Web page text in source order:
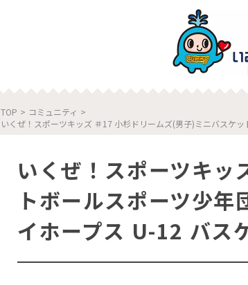
TOP > コミュニティ >
いくぜ！スポーツキッズ ＃17 小杉ドリームズ(男子)ミニバスケ
いくぜ！スポーツキ
トボールスポーツ少
イホープス U-12 バス